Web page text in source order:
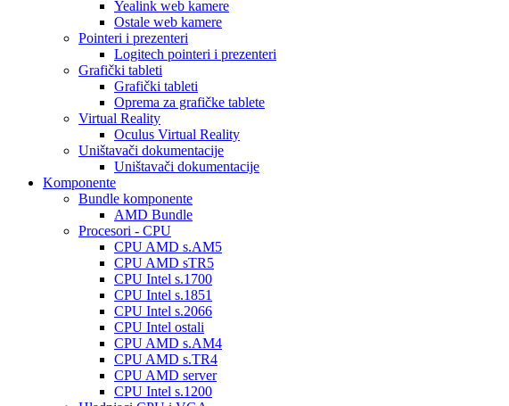
Yealink web kamere
Ostale web kamere
Pointeri i prezenteri
Logitech pointeri i prezenteri
Grafički tableti
Grafički tableti
Oprema za grafičke tablete
Virtual Reality
Oculus Virtual Reality
Uništavači dokumentacije
Uništavači dokumentacije
Komponente
Bundle komponente
AMD Bundle
Procesori - CPU
CPU AMD s.AM5
CPU AMD sTR5
CPU Intel s.1700
CPU Intel s.1851
CPU Intel s.2066
CPU Intel ostali
CPU AMD s.AM4
CPU AMD s.TR4
CPU AMD server
CPU Intel s.1200